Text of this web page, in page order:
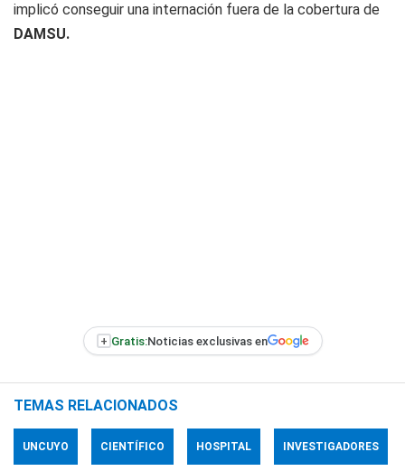
implicó conseguir una internación fuera de la cobertura de
DAMSU.
+ Gratis:Noticias exclusivas en
TEMAS RELACIONADOS
UNCUYO CIENTÍFICO HOSPITAL INVESTIGADORES